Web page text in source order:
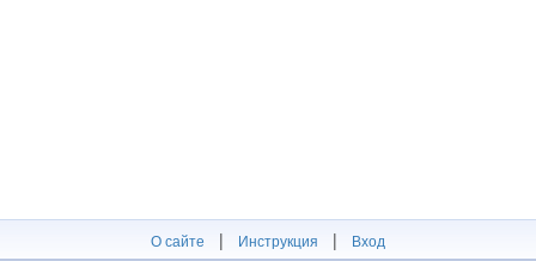
О сайте | Инструкция | Вход